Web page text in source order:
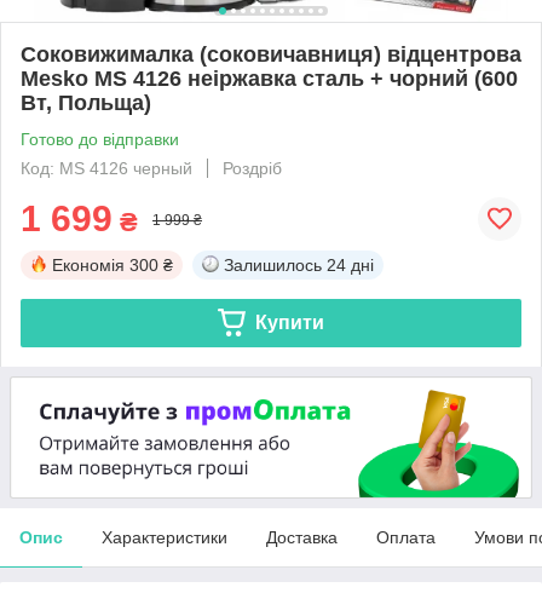
Соковижималка (соковичавниця) відцентрова
Mesko MS 4126 неіржавка сталь + чорний (600
Вт, Польща)
Готово до відправки
Код: MS 4126 черный
Роздріб
1 699 ₴ 1 999 ₴
Економія 300 ₴ Залишилось 24 дні
Купити
Опис Характеристики Доставка Оплата Умови